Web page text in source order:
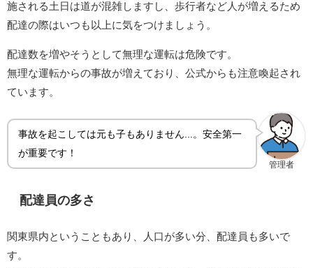
施される土日は道が混雑しますし、歩行者など人が増えるため
配達の際はいつも以上に気をつけましょう。
配達数を増やそうとして無理な運転は危険です。
無理な運転からの事故が増えており、公式からも注意喚起され
ています。
管理者
事故を起こしては元も子もありません...。安全第一
が重要です！
配達員の多さ
関東県内ということもあり、人口が多い分、配達員も多いで
す。